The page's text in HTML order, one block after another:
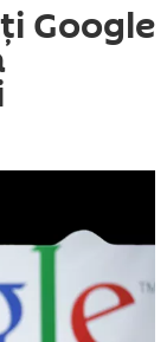
Google